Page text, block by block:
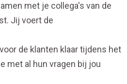
met je collega's van de
Jij voert de
de klanten klaar tijdens het
met al hun vragen bij jou